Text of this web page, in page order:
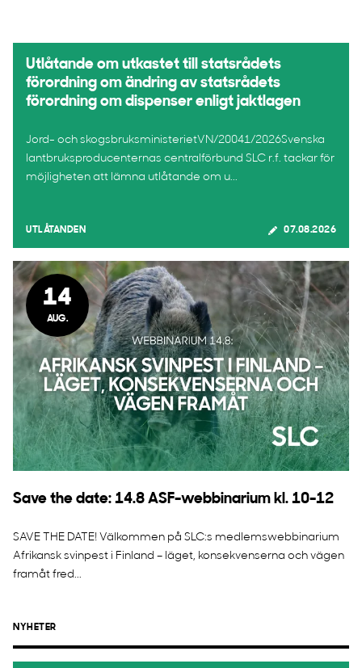
Utlåtande om utkastet till statsrådets
förordning om ändring av statsrådets
förordning om dispenser enligt jaktlagen
Jord- och skogsbruksministerietVN/20041/2026Svenska
lantbruksproducenternas centralförbund SLC r.f. tackar för
möjligheten att lämna utlåtande om u...
UTLÅTANDEN 07.08.2026
14
AUG.
Save the date: 14.8 ASF-webbinarium kl. 10-12
SAVE THE DATE! Välkommen på SLC:s medlemswebbinarium
Afrikansk svinpest i Finland – läget, konsekvenserna och vägen
framåt fred...
NYHETER